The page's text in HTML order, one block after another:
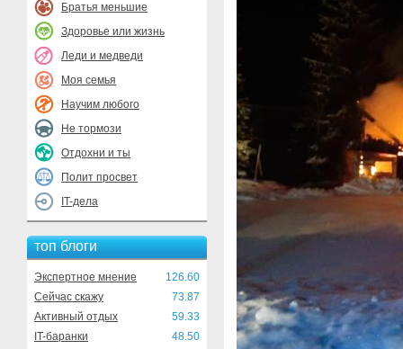
Братья меньшие
Здоровье или жизнь
Леди и медведи
Моя семья
Научим любого
Не тормози
Отдохни и ты
Полит просвет
IT-дела
топ блоги
Экспертное мнение
126.60
Сейчас скажу
73.87
Активный отдых
59.33
IT-баранки
48.50